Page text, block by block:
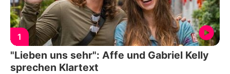
1
"Lieben uns sehr": Affe und Gabriel Kelly
sprechen Klartext